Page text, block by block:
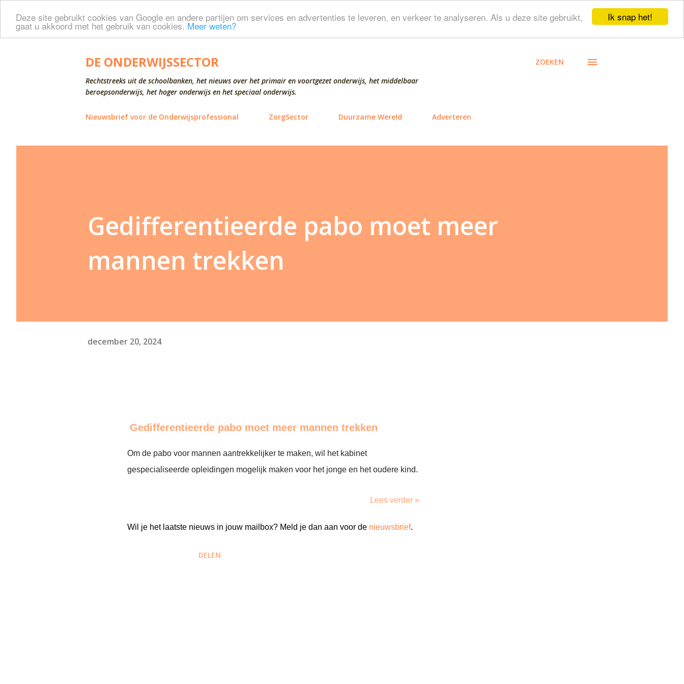
Ik snap het!
Deze site gebruikt cookies van Google en andere partijen om services en advertenties te leveren, en verkeer te analyseren. Als u deze site gebruikt,
gaat u akkoord met het gebruik van cookies. Meer weten?
Doorgaan naar hoofdcontent
DE ONDERWIJSSECTOR
Rechtstreeks uit de schoolbanken, het nieuws over het primair en voortgezet onderwijs, het middelbaar
beroepsonderwijs, het hoger onderwijs en het speciaal onderwijs.
ZOEKEN
Nieuwsbrief voor de Onderwijsprofessional ZorgSector Duurzame Wereld Adverteren
Gedifferentieerde pabo moet meer
mannen trekken
december 20, 2024
Gedifferentieerde pabo moet meer mannen trekken
Om de pabo voor mannen aantrekkelijker te maken, wil het kabinet
gespecialiseerde opleidingen mogelijk maken voor het jonge en het oudere kind.
Lees verder »
Wil je het laatste nieuws in jouw mailbox? Meld je dan aan voor de nieuwsbrief.
DELEN